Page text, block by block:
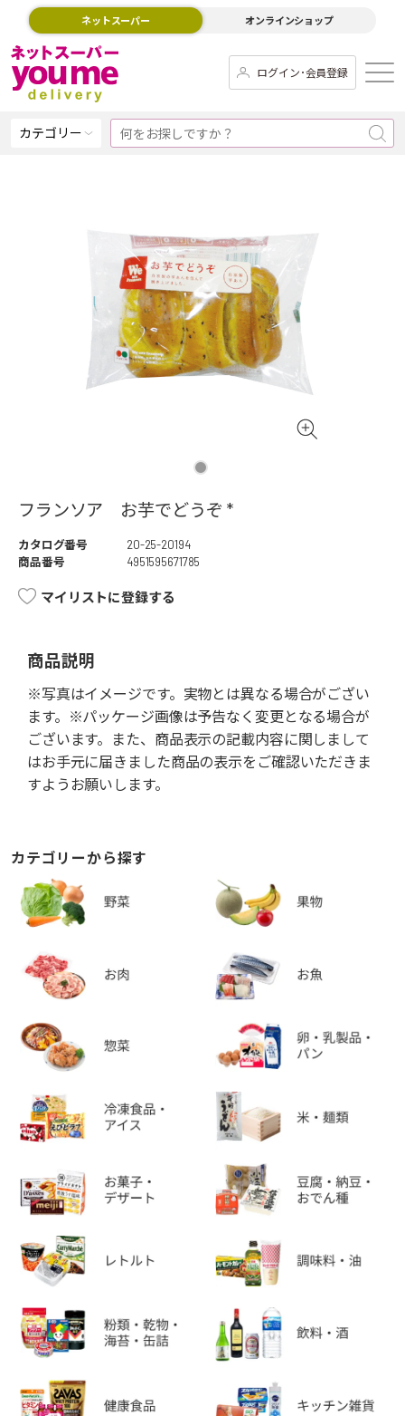
ネットスーパー オンラインショップ
ログイン･会員登録
カテゴリー
フランソア お芋でどうぞ *
カタログ番号
20-25-20194
商品番号
4951595671785
マイリストに登録する
商品説明
※写真はイメージです。実物とは異なる場合がござい
ます。※パッケージ画像は予告なく変更となる場合が
ございます。また、商品表示の記載内容に関しまして
はお手元に届きました商品の表示をご確認いただきま
すようお願いします。
カテゴリーから探す